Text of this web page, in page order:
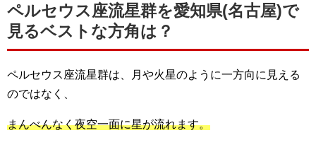
ペルセウス座流星群を愛知県(名古屋)で
見るベストな方角は？
ペルセウス座流星群は、月や火星のように一方向に見える
のではなく、
まんべんなく夜空一面に星が流れます。